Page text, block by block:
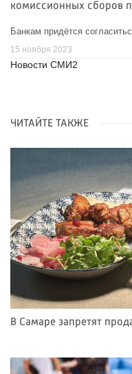
комиссионных сборов
Банкам придётся
15 ноября 2023
Новости СМИ2
ЧИТАЙТЕ ТАКЖЕ
В Самаре запретят